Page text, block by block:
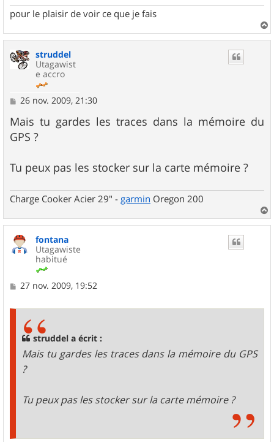
pour le plaisir de voir ce que je fais
a
struddel
Utagawist
e accro
M
s
s
a
26 nov. 2009, 21:30
Mais tu gardes les traces dans la mémoire du
GPS ?
Tu peux pas les stocker sur la carte mémoire ?
Charge Cooker Acier 29" - garmin Oregon 200
a
fontana
Utagawiste
habitué
M
27 nov. 2009, 19:52
struddel a écrit :
Mais tu gardes les traces dans la mémoire du GPS
?
Tu peux pas les stocker sur la carte mémoire ?